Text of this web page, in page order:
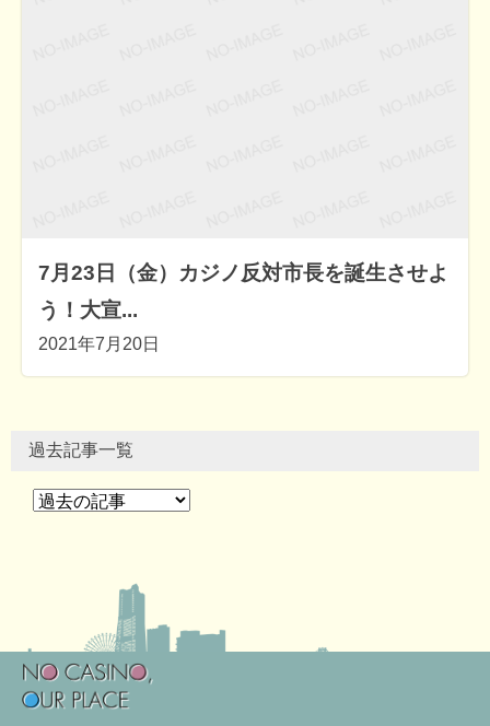
7月23日（金）カジノ反対市長を誕生させよ
う！大宣...
2021年7月20日
過去記事一覧